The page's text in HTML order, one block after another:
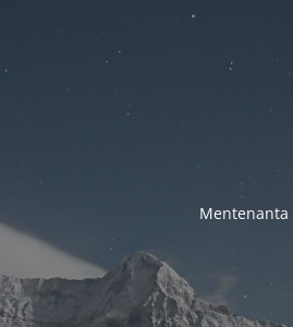
Mentenanta